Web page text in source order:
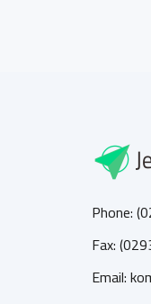
Phone:
Fax:
Email: